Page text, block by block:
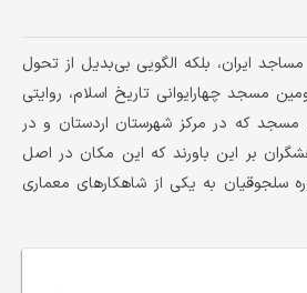
ایران، بلکه الگویی بی‌بدیل از تحول
چهارایوانی تاریخ اسلام، روایتی
مسجد که در مرکز شهرستان اردستان و در
بر این باورند که این مکان در اصل
سلجوقیان به یکی از شاهکارهای معماری